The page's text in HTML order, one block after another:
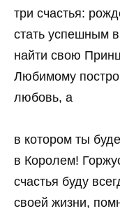
три счастья:
стать успешным
найти свою
Любимому
любовь, а
в котором ты
в Королем!
счастья буду
своей жизни,